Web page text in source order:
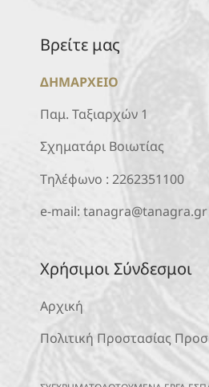
Βρείτε μας
ΔΗΜΑΡΧΕΙΟ
Παμ. Ταξιαρχών 1
Σχηματάρι Βοιωτίας
Τηλέφωνο : 2262351100
e-mail: tanagra@tanagra.gr
Χρήσιμοι Σύνδεσμοι
Αρχική
Πολιτική Προστασίας